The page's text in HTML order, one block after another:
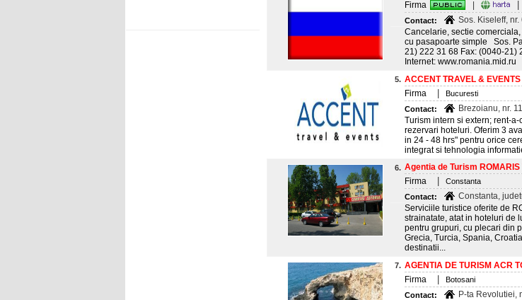
Firma
Contact:
Sos. Kiseleff, nr.
Cancelarie, sectie
cu pasapoarte simple Sos.
21) 222 31 68 Fax: (0040-21)
Internet:
5. ACCENT TRAVEL & EVENTS
Firma
Bucuresti
Contact:
Brezoianu, nr.
Turism intern si extern; rent-
rezervari hoteluri. Oferim 3
in 24 - 48 hrs" pentru orice
integrat si tehnologia
6. Agentia de Turism ROMARIS
Firma
Constanta
Contact:
Constanta,
Serviciile turistice oferite de
strainatate, atat in hoteluri de
pentru grupuri, cu plecari din
Grecia, Turcia, Spania,
destinatii...
7. AGENTIA DE TURISM ACR
Firma
Botosani
Contact:
P-ta Revolutiei,